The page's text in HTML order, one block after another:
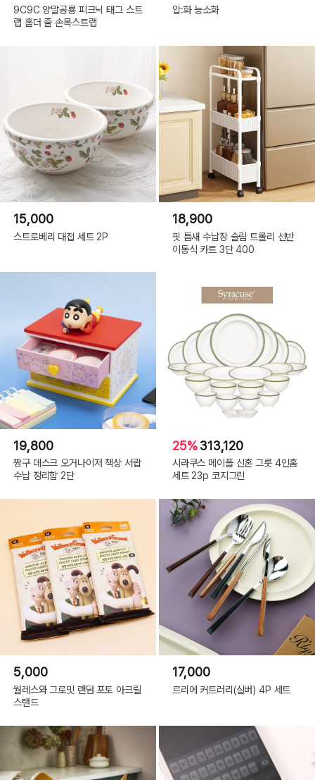
9C9C 양말공룡 피크닉 태그 스트
랩 홀더 줄 손목스트랩
압:화 능소화
15,000
스트로베리 대접 세트 2P
18,900
핏 틈새 수납장 슬림 트롤리 선반
이동식 카트 3단 400
19,800
짱구 데스크 오거나이저 책상 서랍
수납 정리함 2단
25%313,120
시라쿠스 메이플 신혼 그릇 4인홈
세트 23p 코지그린
5,000
월레스와 그로밋 랜덤 포토 아크릴
스탠드
17,000
르리에 커트러리(실버) 4P 세트